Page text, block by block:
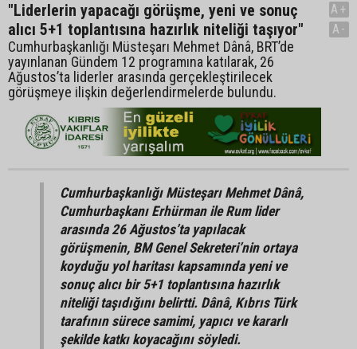
"Liderlerin yapacağı görüşme, yeni ve sonuç
alıcı 5+1 toplantısına hazırlık niteliği taşıyor"
Cumhurbaşkanlığı Müsteşarı Mehmet Dânâ, BRT’de
yayınlanan Gündem 12 programına katılarak, 26
Ağustos’ta liderler arasında gerçekleştirilecek
görüşmeye ilişkin değerlendirmelerde bulundu.
A+
A-
Cumhurbaşkanlığı Müsteşarı Mehmet Dânâ,
Cumhurbaşkanı Erhürman ile Rum lider
arasında 26 Ağustos’ta yapılacak
görüşmenin, BM Genel Sekreteri’nin ortaya
koyduğu yol haritası kapsamında yeni ve
sonuç alıcı bir 5+1 toplantısına hazırlık
niteliği taşıdığını belirtti. Dânâ, Kıbrıs Türk
tarafının sürece samimi, yapıcı ve kararlı
şekilde katkı koyacağını söyledi.